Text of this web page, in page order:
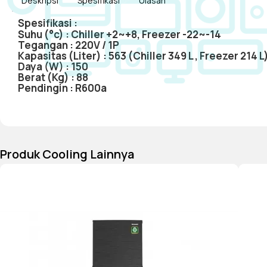
Spesifikasi :
Suhu (°c) :Chiller +2~+8, Freezer -22~-14
Tegangan : 220V / 1P
Kapasitas (Liter) :563 (Chiller 349 L , Freezer 214
Daya (W) :150
Berat (Kg) :88
Pendingin : R600a
Produk Cooling Lainnya